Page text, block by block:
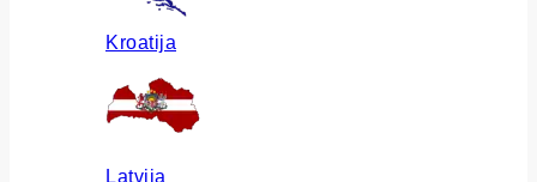
Kroatija
Latvija